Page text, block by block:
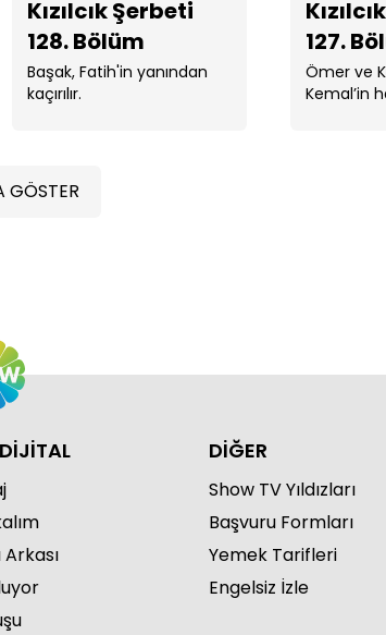
Kızılcık Şerbeti 129.
Kızılcık Şerbeti
128. Bölüm
Başak, Fatih'in yanından
kaçırılır.
127.
Ömer ve
Kemal’in
GÖSTER
DİĞER
Show TV Yıldızları
Başvuru Formları
Yemek Tarifleri
Engelsiz İzle